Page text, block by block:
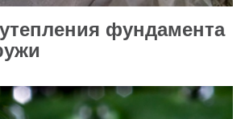
фундамента